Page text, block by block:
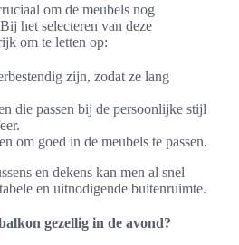
om de meubels nog
het selecteren van deze
om te letten op:
zijn, zodat ze lang
die passen bij de persoonlijke stijl
om goed in de meubels te passen.
en dekens kan men al snel
en uitnodigende buitenruimte.
gezellig in de avond?